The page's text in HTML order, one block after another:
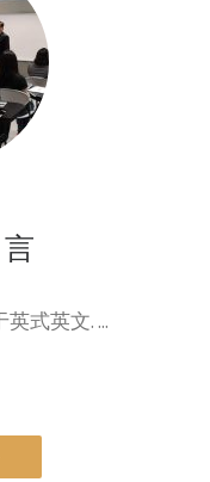
式英文. ...